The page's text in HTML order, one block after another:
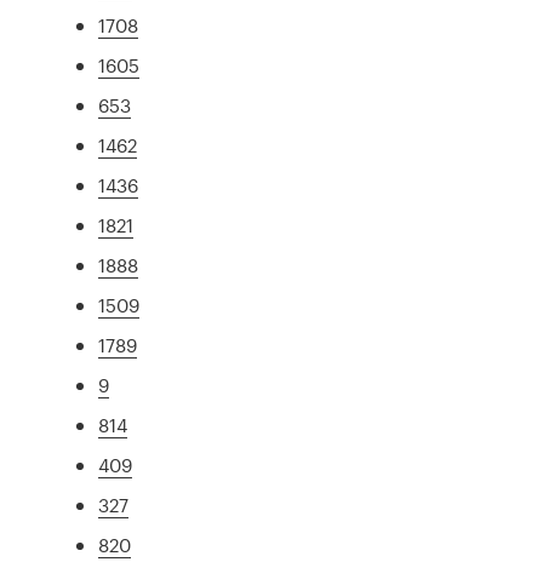
1708
1605
653
1462
1436
1821
1888
1509
1789
9
814
409
327
820